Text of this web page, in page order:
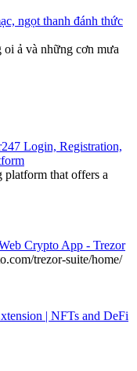
ngọt thanh đánh thức
ả và những cơn mưa
Login, Registration,
platform that offers a
Crypto App - Trezor
trezor-suite/home/
| NFTs and DeFi